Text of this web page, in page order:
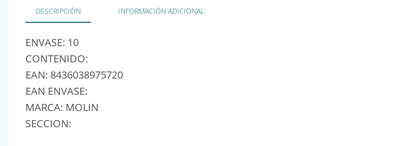
DESCRIPCIÓN INFORMACIÓN ADICIONAL
ENVASE: 10
CONTENIDO:
EAN: 8436038975720
EAN ENVASE:
MARCA: MOLIN
SECCION: